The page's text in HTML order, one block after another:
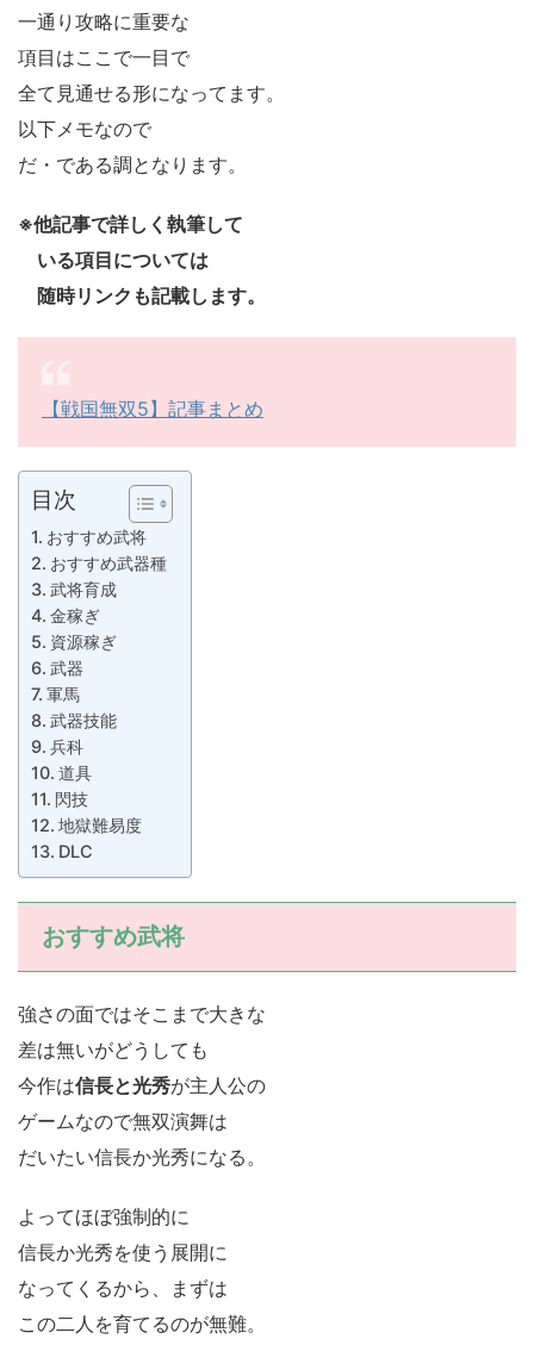
一通り攻略に重要な
項目はここで一目で
全て見通せる形になってます。
以下メモなので
だ・である調となります。
※他記事で詳しく執筆して
いる項目については
随時リンクも記載します。
【戦国無双5】記事まとめ
目次
おすすめ武将
おすすめ武器種
武将育成
金稼ぎ
資源稼ぎ
武器
軍馬
武器技能
兵科
道具
閃技
地獄難易度
DLC
おすすめ武将
強さの面ではそこまで大きな
差は無いがどうしても
今作は信長と光秀が主人公の
ゲームなので無双演舞は
だいたい信長か光秀になる。
よってほぼ強制的に
信長か光秀を使う展開に
なってくるから、まずは
この二人を育てるのが無難。